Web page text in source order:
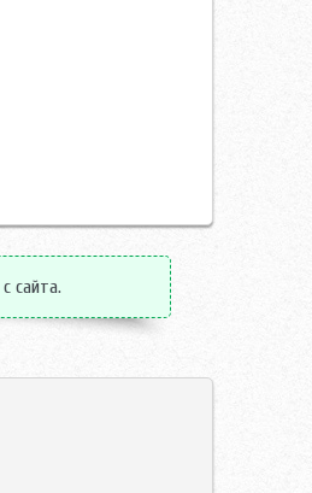
сайта.